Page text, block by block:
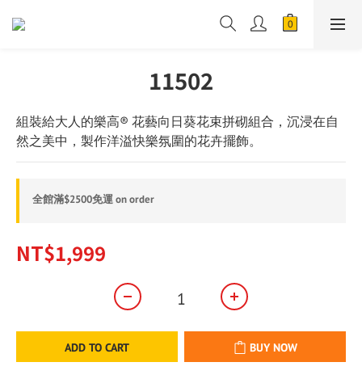
11502
組裝給大人的樂高® 花藝向日葵花束拼砌組合，沉浸在自
然之美中，製作洋溢快樂氛圍的花卉擺飾。
全館滿$2500免運 on order
NT$1,999
ADD TO CART BUY NOW